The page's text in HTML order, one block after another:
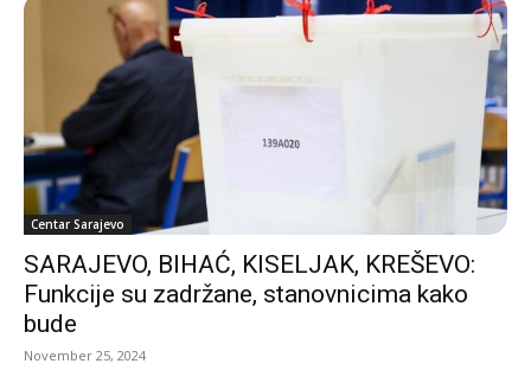
Centar Sarajevo
SARAJEVO, BIHAĆ, KISELJAK, KREŠEVO:
Funkcije su zadržane, stanovnicima kako
bude
November 25, 2024